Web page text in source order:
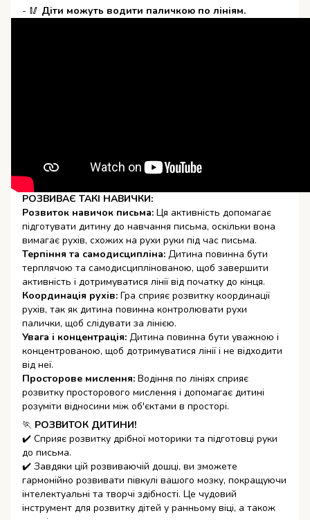
- 🥢 Діти можуть водити паличкою по лініям.
РОЗВИВАЄ ТАКІ НАВИЧКИ:
Розвиток навичок письма: Ця активність допомагає
підготувати дитину до навчання письма, оскільки вона
вимагає рухів, схожих на рухи руки під час письма.
Терпіння та самодисципліна: Дитина повинна бути
терплячою та самодисциплінованою, щоб завершити
активність і дотримуватися лінії від початку до кінця.
Координація рухів: Гра сприяє розвитку координації
рухів, так як дитина повинна контролювати рухи
палички, щоб слідувати за лінією.
Увага і концентрація: Дитина повинна бути уважною і
концентрованою, щоб дотримуватися лінії і не відходити
від неї.
Просторове мислення: Водіння по лініях сприяє
розвитку просторового мислення і допомагає дитині
розуміти відносини між об'єктами в просторі.
🏃 РОЗВИТОК ДИТИНИ!
✔️ Сприяє розвитку дрібної моторики та підготовці руки
до письма.
✔️ Завдяки цій розвиваючій дошці, ви зможете
гармонійно розвивати півкулі вашого мозку, покращуючи
інтелектуальні та творчі здібності. Це чудовий
інструмент для розвитку дітей у ранньому віці, а також